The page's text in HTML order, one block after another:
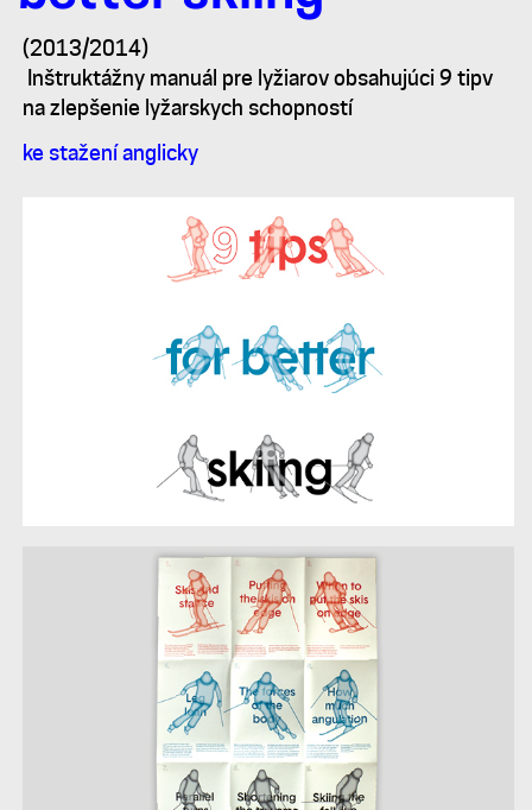
better
skiing
(2013/2014)
Inštruktážny manuál pre lyžiarov obsahujúci 9 tipv
na zlepšenie lyžarskych schopností
ke stažení anglicky